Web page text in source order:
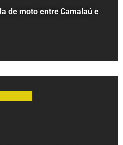
de moto entre Camalaú e